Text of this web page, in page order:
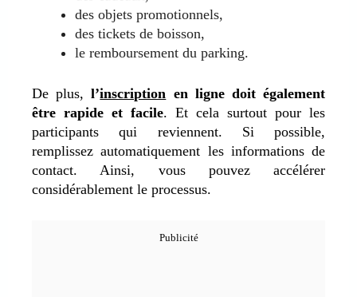
des objets promotionnels,
des tickets de boisson,
le remboursement du parking.
De plus,l’inscription en ligne doit également
être rapide et facile. Et cela surtout pour les
participants qui reviennent. Si possible,
remplissez automatiquement les informations de
contact. Ainsi, vous pouvez accélérer
considérablement le processus.